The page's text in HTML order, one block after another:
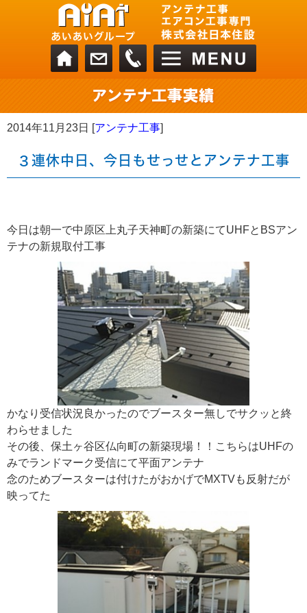
2014年11月23日 [アンテナ工事]
３連休中日、今日もせっせとアンテナ工事
今日は朝一で中原区上丸子天神町の新築にてUHFとBSアン
テナの新規取付工事
かなり受信状況良かったのでブースター無しでサクッと終
わらせました
その後、保土ヶ谷区仏向町の新築現場！！こちらはUHFの
みでランドマーク受信にて平面アンテナ
念のためブースターは付けたがおかげでMXTVも反射だが
映ってた